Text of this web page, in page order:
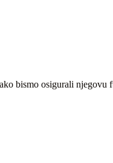
bismo osigurali njegovu